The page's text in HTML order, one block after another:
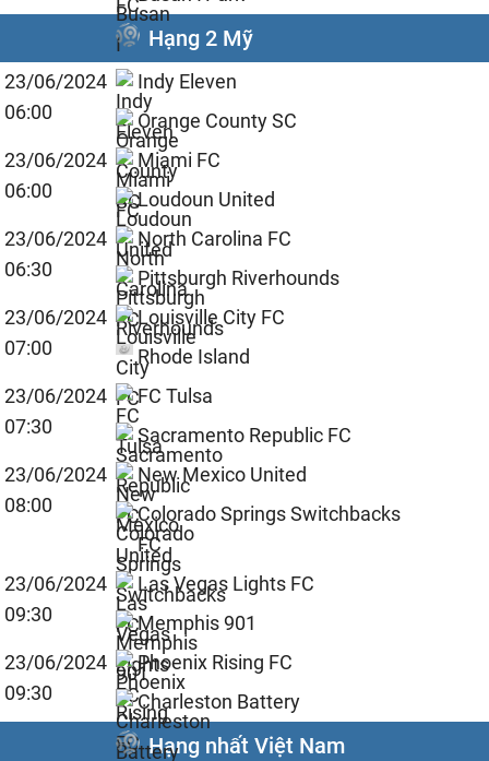
Hạng 2 Mỹ
23/06/2024
06:00
Indy Eleven
Orange County SC
23/06/2024
06:00
Miami FC
Loudoun United
23/06/2024
06:30
North Carolina FC
Pittsburgh Riverhounds
23/06/2024
07:00
Louisville City FC
Rhode Island
23/06/2024
07:30
FC Tulsa
Sacramento Republic FC
23/06/2024
08:00
New Mexico United
Colorado Springs Switchbacks
FC
23/06/2024
09:30
Las Vegas Lights FC
Memphis 901
23/06/2024
09:30
Phoenix Rising FC
Charleston Battery
Hạng nhất Việt Nam